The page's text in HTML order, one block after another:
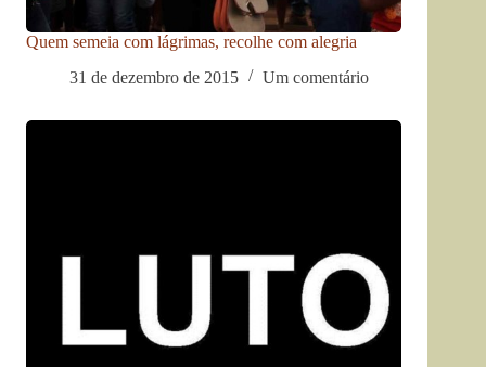
Quem semeia com lágrimas, recolhe com alegria
31 de dezembro de 2015
Um comentário